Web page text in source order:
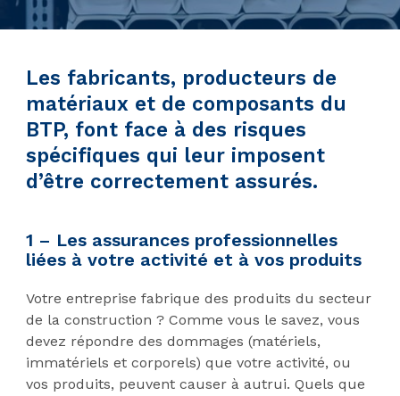
Les fabricants, producteurs de
matériaux et de composants du
BTP, font face à des risques
spécifiques qui leur imposent
d’être correctement assurés.
1 – Les assurances professionnelles
liées à votre activité et à vos produits
Votre entreprise fabrique des produits du secteur
de la construction ? Comme vous le savez, vous
devez répondre des dommages (matériels,
immatériels et corporels) que votre activité, ou
vos produits, peuvent causer à autrui. Quels que